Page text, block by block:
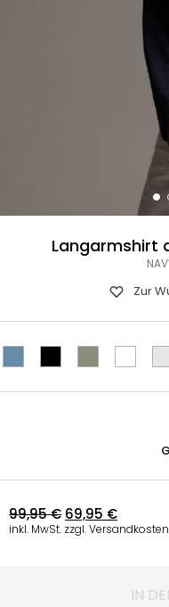
Langarmshirt
Zur
99,95€ 69,95 €
inkl. MwSt. zzgl. Versandkosten
IN